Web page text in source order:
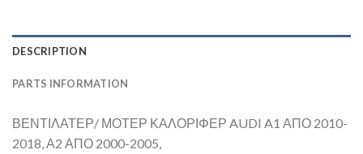
DESCRIPTION
PARTS INFORMATION
ΒΕΝΤΙΛΑΤΕΡ/ ΜΟΤΕΡ ΚΑΛΟΡΙΦΕΡ AUDI A1 ΑΠΟ 2010-
2018, Α2 ΑΠΟ 2000-2005,